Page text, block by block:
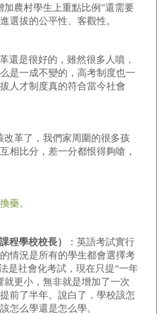
加農村學生上重點比例”還需要
選拔的公平性、客觀性。
還是很好的，雖然很多人噴，
是一成不變的，高考制度也一
人才制度真的符合當今社會
改革了，我們家周圍的很多孩
相比分，差一分都恨得夠嗆，
藥。
程學校校長）
：英語考試實行
情況是所有的學生都會選擇考
是社會化考試，現在只提“一年
就更小，無非就是增加了一次
前了半年。說白了，學校該怎
怎么學還是怎么學。